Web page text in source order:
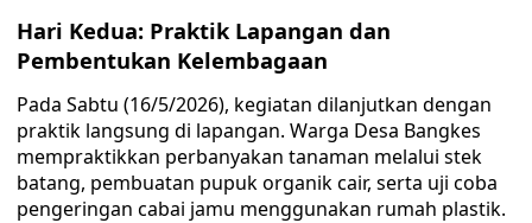
Hari Kedua: Praktik Lapangan dan
Pembentukan Kelembagaan
Pada Sabtu (16/5/2026), kegiatan dilanjutkan dengan
praktik langsung di lapangan. Warga Desa Bangkes
mempraktikkan perbanyakan tanaman melalui stek
batang, pembuatan pupuk organik cair, serta uji coba
pengeringan cabai jamu menggunakan rumah plastik.